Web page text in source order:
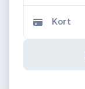
Kort